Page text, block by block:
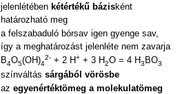
jelenlétében kétértékű bázisként
határozható meg
a felszabaduló bórsav igen gyenge sav,
így a meghatározást jelenléte nem zavarja
B4O5(OH)4
2-+ 2 H++ 3 H2O = 4 H3 BO3
színváltás sárgából vörösbe
az egyenértéktömeg a molekulatömeg